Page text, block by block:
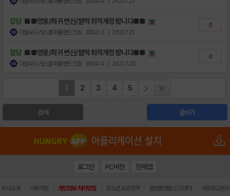
잡담 ■■영웅/희귀 변신/쌀먹 최적계정 팝니다■■
더블유드레스룸퍼퓸핸드크림 조회수:3 | 26.07.21
0
잡담 ■■영웅/희귀 변신/쌀먹 최적계정 팝니다■■
더블유드레스룸퍼퓸핸드크림 조회수:4 | 26.07.20
0
1 2 3 4 5
검색 글쓰기
로그인 PC버전 전체앱
회사소개 이용약관 개인정보 처리방침 청소년 보호정책 불법촬영물 신고센터 제휴광고문의